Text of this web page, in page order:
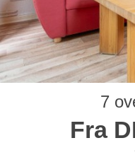
7
Fra